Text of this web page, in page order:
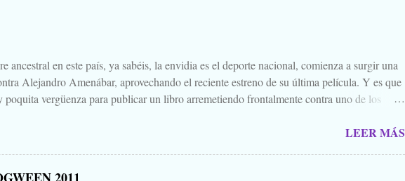
ancestral en este país, ya sabéis, la envidia es el deporte nacional, comienza a surgir una
Alejandro Amenábar, aprovechando el reciente estreno de su última película. Y es que
poquita vergüenza para publicar un libro arremetiendo frontalmente contra uno de los
de la sala es "no parece cine español", decía, que hay que tener mucha caradura paraLEER MÁS